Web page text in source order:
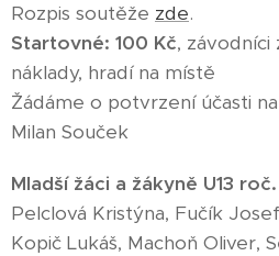
Rozpis soutěže zde.
Startovné: 100 Kč, závodníci
náklady, hradí na místě
Žádáme o potvrzení účasti
Milan Souček
Mladší žáci a žákyně U13
Pelclová Kristýna, Fučík
Kopič Lukáš, Machoň Oliver,